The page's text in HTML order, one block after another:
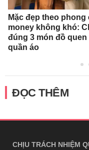
Mặc đẹp theo phong
money không khó:
đúng 3 món đồ
quần áo
ĐỌC THÊM
CHỊU TRÁCH NHIỆM